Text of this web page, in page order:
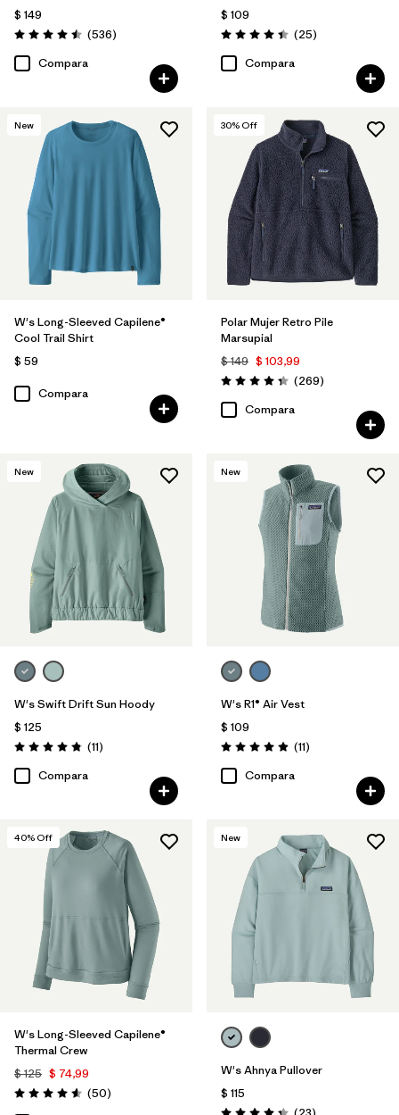
$ 149
Valoración: 4.5 / 5
(536Comentarios
)
Compara
$ 109
Valoración: 4.4 / 5
(25Comentarios
)
Compara
New
W's Long-Sleeved Capilene®
Cool Trail Shirt
$ 59
Compara
30% Off
Polar Mujer Retro Pile
Marsupial
$ 149 $ 103,99
Valoración: 4.3 / 5
(269Comentarios
)
Compara
New
W's Swift Drift Sun Hoody
$ 125
Valoración: 4.8 / 5
(11Comentarios
)
Compara
New
W's R1® Air Vest
$ 109
Valoración: 4.9 / 5
(11Comentarios
)
Compara
40% Off
W's Long-Sleeved Capilene®
Thermal Crew
$ 125 $ 74,99
Valoración: 4.6 / 5
(50Comentarios
)
New
W's Ahnya Pullover
$ 115
Comentarios